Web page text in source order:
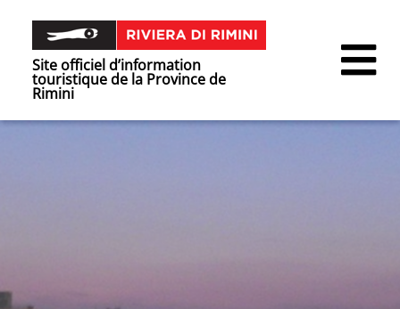
Site officiel d’information
touristique de la Province de
Rimini